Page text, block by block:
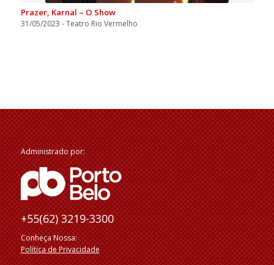
Prazer, Karnal – O Show
31/05/2023 - Teatro Rio Vermelho
Administrado por:
+55(62) 3219-3300
Conheça Nossa:
Política de Privacidade